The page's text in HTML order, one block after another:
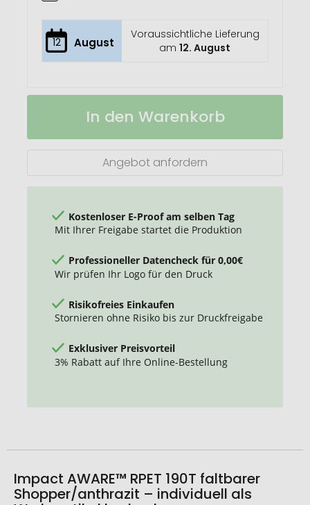
12 August
Voraussichtliche Lieferung
am12. August
Impact
190T
Auf
In den Warenkorb
Angebot anfordern
Kostenloser E-Proof am selben Tag
Mit Ihrer Freigabe startet die Produktion
Professioneller Datencheck für 0,00€
Wir prüfen Ihr Logo für den Druck
Risikofreies Einkaufen
Stornieren ohne Risiko bis zur Druckfreigabe
Exklusiver Preisvorteil
3% Rabatt auf Ihre Online-Bestellung
Impact AWARE™ RPET 190T faltbarer
Shopper/anthrazit – individuell als